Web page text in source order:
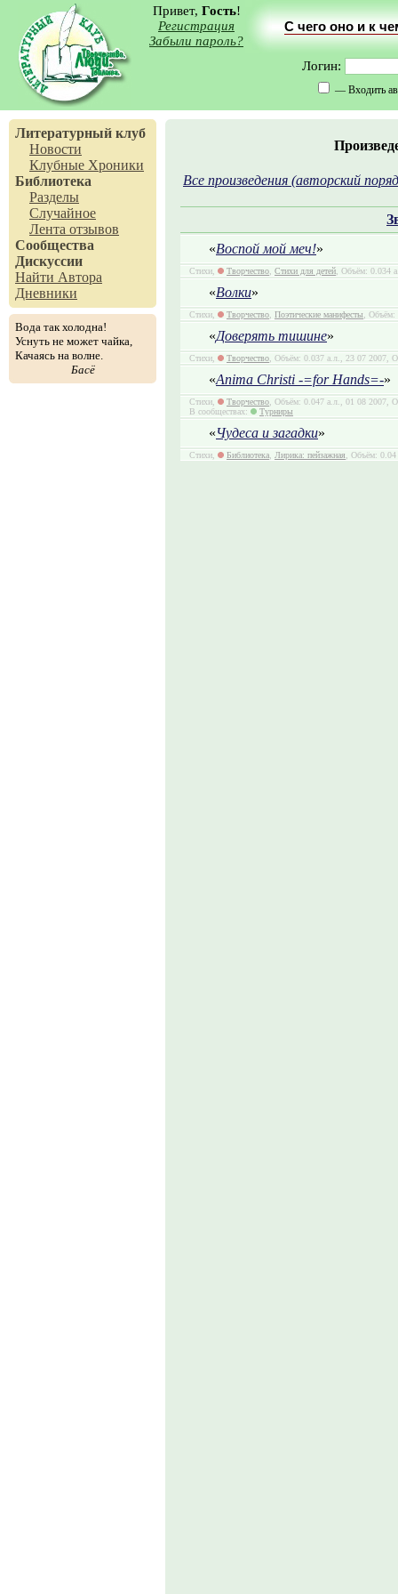
Привет, Гость!
Регистрация
Забыли пароль?
С чего оно и к
Логин:
— Входить
Литературный клуб
Новости
Клубные Хроники
Библиотека
Разделы
Случайное
Лента отзывов
Сообщества
Дискуссии
Найти Автора
Дневники
Вода так холодна!
Уснуть не может чайка,
Качаясь на волне.
Басё
Все произведения (авторский
«Воспой мой меч!»
Стихи, Творчество, Стихи для детей, Объём: 0.034
«Волки»
Стихи, Творчество, Поэтические манифесты, Объём:
«Доверять тишине»
Стихи, Творчество, Объём: 0.037 а.л., 23 07 2007,
«Anima Christi -=for Hands=-»
Стихи, Творчество, Объём: 0.047 а.л., 01 08 2007,
В сообществах:
Турниры
«Чудеса и загадки»
Стихи, Библиотека, Лирика: пейзажная, Объём: 0.04